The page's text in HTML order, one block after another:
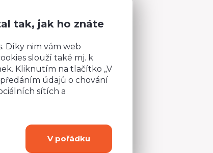
nožek jsou součástí
soklů na míru.
tak, jak ho znáte
Díky nim vám web
slouží také mj. k
Kliknutím na tlačítko „V
údajů o chování
sítích a
V pořádku